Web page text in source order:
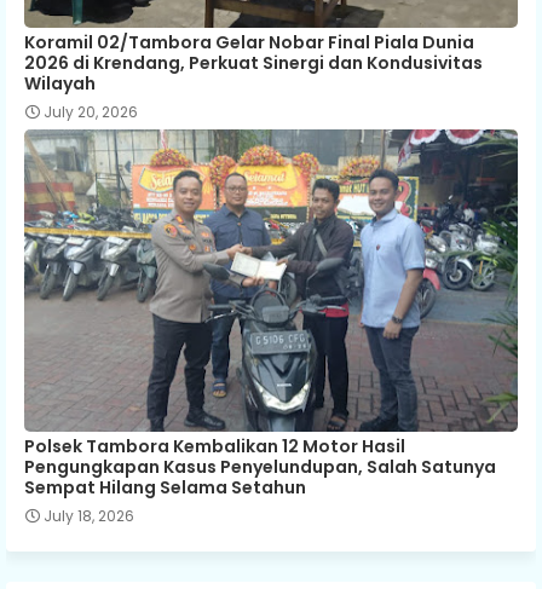
Koramil 02/Tambora Gelar Nobar Final Piala Dunia
2026 di Krendang, Perkuat Sinergi dan Kondusivitas
Wilayah
July 20, 2026
Polsek Tambora Kembalikan 12 Motor Hasil
Pengungkapan Kasus Penyelundupan, Salah Satunya
Sempat Hilang Selama Setahun
July 18, 2026